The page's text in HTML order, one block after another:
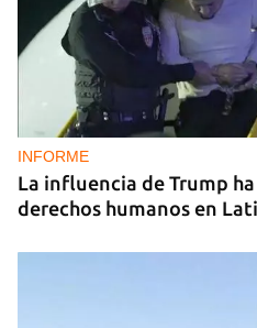
INFORME
La influencia de Trump
derechos humanos en